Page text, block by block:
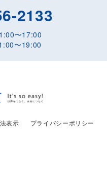
2133
〜17:00
〜19:00
表示 プライバシーポリシー